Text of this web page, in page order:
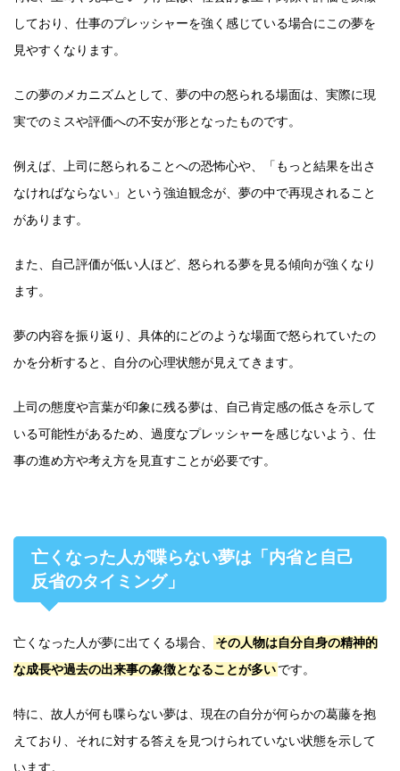
しており、仕事のプレッシャーを強く感じている場合にこの夢を
見やすくなります。
この夢のメカニズムとして、夢の中の怒られる場面は、実際に現
実でのミスや評価への不安が形となったものです。
例えば、上司に怒られることへの恐怖心や、「もっと結果を出さ
なければならない」という強迫観念が、夢の中で再現されること
があります。
また、自己評価が低い人ほど、怒られる夢を見る傾向が強くなり
ます。
夢の内容を振り返り、具体的にどのような場面で怒られていたの
かを分析すると、自分の心理状態が見えてきます。
上司の態度や言葉が印象に残る夢は、自己肯定感の低さを示して
いる可能性があるため、過度なプレッシャーを感じないよう、仕
事の進め方や考え方を見直すことが必要です。
亡くなった人が喋らない夢は「内省と自己
反省のタイミング」
亡くなった人が夢に出てくる場合、
その人物は自分自身の精神的
な成長や過去の出来事の象徴となることが多いです。
特に、故人が何も喋らない夢は、現在の自分が何らかの葛藤を抱
えており、それに対する答えを見つけられていない状態を示して
います。